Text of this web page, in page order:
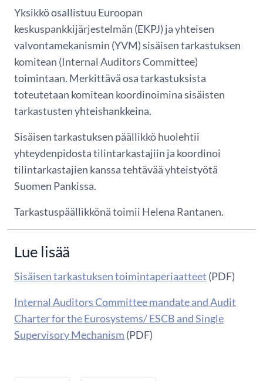
Yksikkö osallistuu Euroopan
keskuspankkijärjestelmän (EKPJ) ja yhteisen
valvontamekanismin (YVM) sisäisen tarkastuksen
komitean (Internal Auditors Committee)
toimintaan. Merkittävä osa tarkastuksista
toteutetaan komitean koordinoimina sisäisten
tarkastusten yhteishankkeina.
Sisäisen tarkastuksen päällikkö huolehtii
yhteydenpidosta tilintarkastajiin ja koordinoi
tilintarkastajien kanssa tehtävää yhteistyötä
Suomen Pankissa.
Tarkastuspäällikkönä toimii Helena Rantanen.
Lue lisää
Sisäisen tarkastuksen toimintaperiaatteet (PDF)
Internal Auditors Committee mandate and Audit
Charter for the Eurosystems/ ESCB and Single
Supervisory Mechanism (PDF)